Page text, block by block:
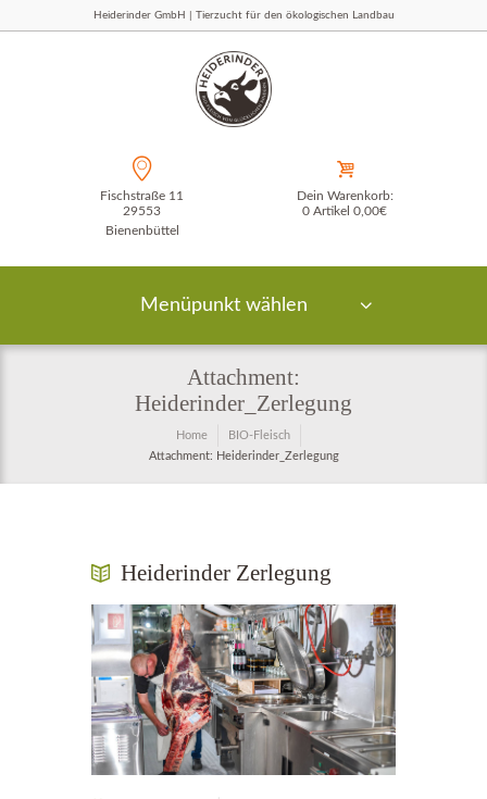
Heiderinder GmbH | Tierzucht für den ökologischen Landbau
Dein Warenkorb:
0 Artikel 0,00€
Fischstraße 11
29553
Bienenbüttel
Menüpunkt wählen
Attachment:
Heiderinder_Zerlegung
Home
BIO-Fleisch
Attachment: Heiderinder_Zerlegung
Heiderinder Zerlegung